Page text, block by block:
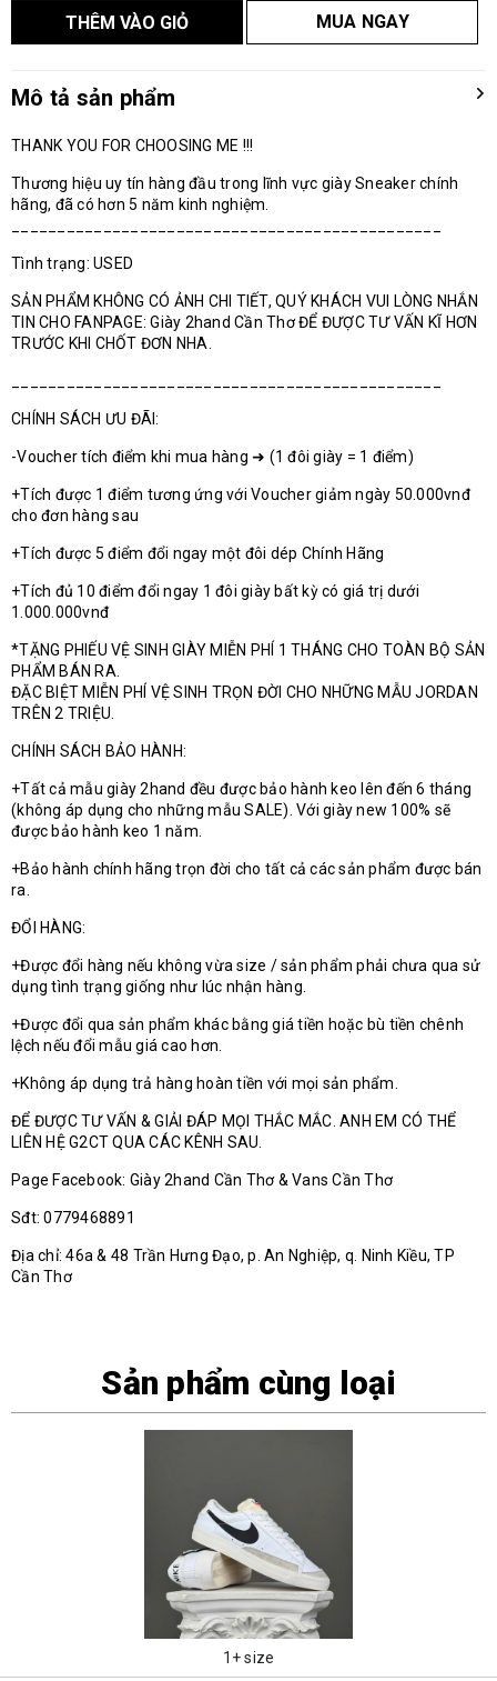
THÊM VÀO GIỎ MUA NGAY
Mô tả sản phẩm
THANK YOU FOR CHOOSING ME !!!
Thương hiệu uy tín hàng đầu trong lĩnh vực giày Sneaker chính
hãng, đã có hơn 5 năm kinh nghiệm.
Tình trạng: USED
SẢN PHẨM KHÔNG CÓ ẢNH CHI TIẾT, QUÝ KHÁCH VUI LÒNG NHẮN
TIN CHO FANPAGE: Giày 2hand Cần Thơ ĐỂ ĐƯỢC TƯ VẤN KĨ HƠN
TRƯỚC KHI CHỐT ĐƠN NHA.
CHÍNH SÁCH ƯU ĐÃI:
-Voucher tích điểm khi mua hàng ➜ (1 đôi giày = 1 điểm)
+Tích được 1 điểm tương ứng với Voucher giảm ngày 50.000vnđ
cho đơn hàng sau
+Tích được 5 điểm đổi ngay một đôi dép Chính Hãng
+Tích đủ 10 điểm đổi ngay 1 đôi giày bất kỳ có giá trị dưới
1.000.000vnđ
*TẶNG PHIẾU VỆ SINH GIÀY MIỄN PHÍ 1 THÁNG CHO TOÀN BỘ SẢN
PHẨM BÁN RA.
ĐẶC BIỆT MIỄN PHÍ VỆ SINH TRỌN ĐỜI CHO NHỮNG MẪU JORDAN
TRÊN 2 TRIỆU.
CHÍNH SÁCH BẢO HÀNH:
+Tất cả mẫu giày 2hand đều được bảo hành keo lên đến 6 tháng
(không áp dụng cho những mẫu SALE). Với giày new 100% sẽ
được bảo hành keo 1 năm.
+Bảo hành chính hãng trọn đời cho tất cả các sản phẩm được bán
ra.
ĐỔI HÀNG:
+Được đổi hàng nếu không vừa size / sản phẩm phải chưa qua sử
dụng tình trạng giống như lúc nhận hàng.
+Được đổi qua sản phẩm khác bằng giá tiền hoặc bù tiền chênh
lệch nếu đổi mẫu giá cao hơn.
+Không áp dụng trả hàng hoàn tiền với mọi sản phẩm.
ĐỂ ĐƯỢC TƯ VẤN & GIẢI ĐÁP MỌI THẮC MẮC. ANH EM CÓ THỂ
LIÊN HỆ G2CT QUA CÁC KÊNH SAU.
Page Facebook: Giày 2hand Cần Thơ & Vans Cần Thơ
Sđt: 0779468891
Địa chỉ: 46a & 48 Trần Hưng Đạo, p. An Nghiệp, q. Ninh Kiều, TP
Cần Thơ
Sản phẩm cùng loại
1+ size